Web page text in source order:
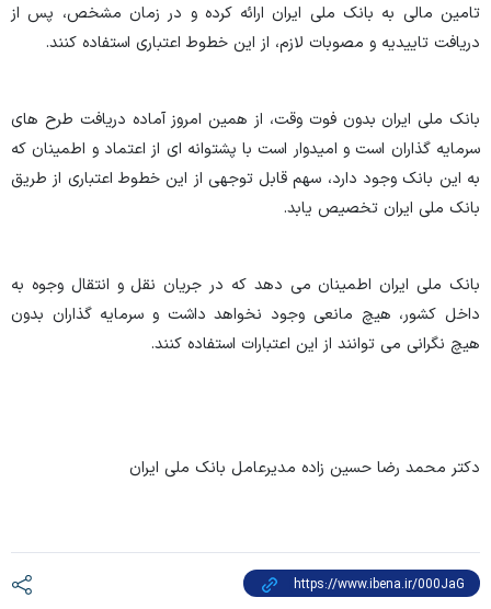
تامین مالی به بانک ملی ایران ارائه کرده و در زمان مشخص، پس از
دریافت تاییدیه و مصوبات لازم، از این خطوط اعتباری استفاده کنند.
بانک ملی ایران بدون فوت وقت، از همین امروز آماده دریافت طرح های
سرمایه گذاران است و امیدوار است با پشتوانه ای از اعتماد و اطمینان که
به این بانک وجود دارد، سهم قابل توجهی از این خطوط اعتباری از طریق
بانک ملی ایران تخصیص یابد.
بانک ملی ایران اطمینان می دهد که در جریان نقل و انتقال وجوه به
داخل کشور، هیچ مانعی وجود نخواهد داشت و سرمایه گذاران بدون
هیچ نگرانی می توانند از این اعتبارات استفاده کنند.
دکتر محمد رضا حسین زاده مدیرعامل بانک ملی ایران